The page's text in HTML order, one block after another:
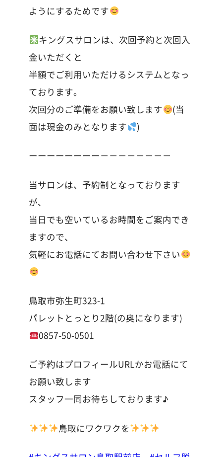
ようにするためです
キングスサロンは、次回予約と次回入
金いただくと
半額でご利用いただけるシステムとなっ
ております。
次回分のご準備をお願い致します
(当
面は現金のみとなります
)
ーーーーーーーー－－－－－－－－
当サロンは、予約制となっております
が、
当日でも空いているお時間をご案内でき
ますので、
気軽にお電話にてお問い合わせ下さい
鳥取市弥生町323-1
パレットとっとり2階(の奥になります)
0857-50-0501
ご予約はプロフィールURLかお電話にて
お願い致します
スタッフ一同お待ちしております♪
鳥取にワクワクを